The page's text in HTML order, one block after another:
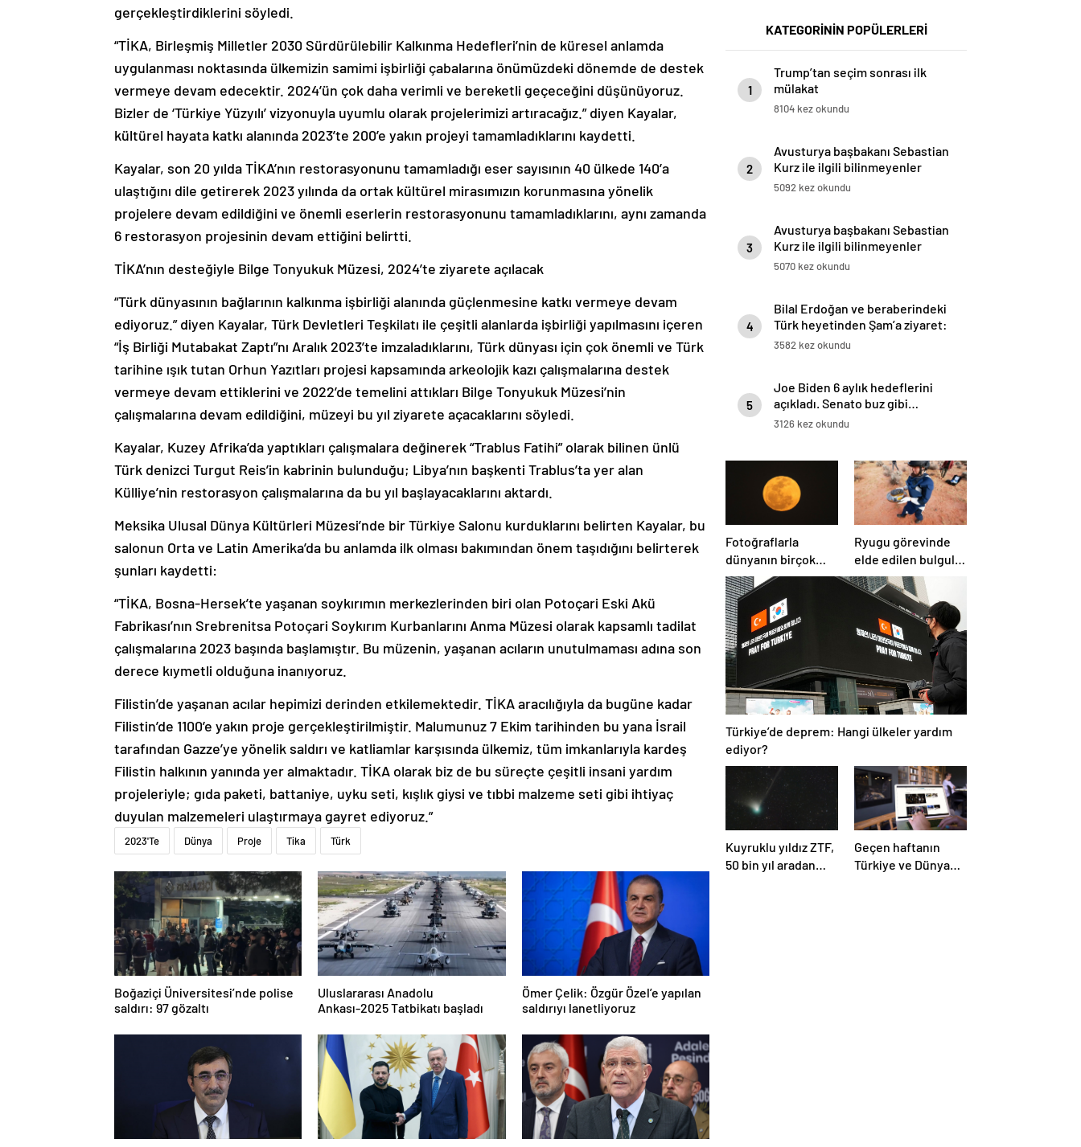
gerçekleştirdiklerini söyledi.
“TİKA, Birleşmiş Milletler 2030 Sürdürülebilir Kalkınma Hedefleri’nin de küresel anlamda
uygulanması noktasında ülkemizin samimi işbirliği çabalarına önümüzdeki dönemde de destek
vermeye devam edecektir. 2024’ün çok daha verimli ve bereketli geçeceğini düşünüyoruz.
Bizler de ‘Türkiye Yüzyılı’ vizyonuyla uyumlu olarak projelerimizi artıracağız.” diyen Kayalar,
kültürel hayata katkı alanında 2023’te 200’e yakın projeyi tamamladıklarını kaydetti.
Kayalar, son 20 yılda TİKA’nın restorasyonunu tamamladığı eser sayısının 40 ülkede 140’a
ulaştığını dile getirerek 2023 yılında da ortak kültürel mirasımızın korunmasına yönelik
projelere devam edildiğini ve önemli eserlerin restorasyonunu tamamladıklarını, aynı zamanda
6 restorasyon projesinin devam ettiğini belirtti.
TİKA’nın desteğiyle Bilge Tonyukuk Müzesi, 2024’te ziyarete açılacak
“Türk dünyasının bağlarının kalkınma işbirliği alanında güçlenmesine katkı vermeye devam
ediyoruz.” diyen Kayalar, Türk Devletleri Teşkilatı ile çeşitli alanlarda işbirliği yapılmasını içeren
“İş Birliği Mutabakat Zaptı”nı Aralık 2023’te imzaladıklarını, Türk dünyası için çok önemli ve Türk
tarihine ışık tutan Orhun Yazıtları projesi kapsamında arkeolojik kazı çalışmalarına destek
vermeye devam ettiklerini ve 2022’de temelini attıkları Bilge Tonyukuk Müzesi’nin
çalışmalarına devam edildiğini, müzeyi bu yıl ziyarete açacaklarını söyledi.
Kayalar, Kuzey Afrika’da yaptıkları çalışmalara değinerek “Trablus Fatihi” olarak bilinen ünlü
Türk denizci Turgut Reis’in kabrinin bulunduğu; Libya’nın başkenti Trablus’ta yer alan
Külliye’nin restorasyon çalışmalarına da bu yıl başlayacaklarını aktardı.
Meksika Ulusal Dünya Kültürleri Müzesi’nde bir Türkiye Salonu kurduklarını belirten Kayalar, bu
salonun Orta ve Latin Amerika’da bu anlamda ilk olması bakımından önem taşıdığını belirterek
şunları kaydetti:
“TİKA, Bosna-Hersek’te yaşanan soykırımın merkezlerinden biri olan Potoçari Eski Akü
Fabrikası’nın Srebrenitsa Potoçari Soykırım Kurbanlarını Anma Müzesi olarak kapsamlı tadilat
çalışmalarına 2023 başında başlamıştır. Bu müzenin, yaşanan acıların unutulmaması adına son
derece kıymetli olduğuna inanıyoruz.
Filistin’de yaşanan acılar hepimizi derinden etkilemektedir. TİKA aracılığıyla da bugüne kadar
Filistin’de 1100’e yakın proje gerçekleştirilmiştir. Malumunuz 7 Ekim tarihinden bu yana İsrail
tarafından Gazze’ye yönelik saldırı ve katliamlar karşısında ülkemiz, tüm imkanlarıyla kardeş
Filistin halkının yanında yer almaktadır. TİKA olarak biz de bu süreçte çeşitli insani yardım
projeleriyle; gıda paketi, battaniye, uyku seti, kışlık giysi ve tıbbi malzeme seti gibi ihtiyaç
duyulan malzemeleri ulaştırmaya gayret ediyoruz.”
2023'Te Dünya Proje Tika Türk
Boğaziçi Üniversitesi’nde polise
saldırı: 97 gözaltı
Uluslararası Anadolu
Ankası-2025 Tatbikatı başladı
Ömer Çelik: Özgür Özel’e yapılan
saldırıyı lanetliyoruz
KATEGORİNİN POPÜLERLERİ
1
Trump’tan seçim sonrası ilk
mülakat
8104 kez okundu
2
Avusturya başbakanı Sebastian
Kurz ile ilgili bilinmeyenler
5092 kez okundu
3
Avusturya başbakanı Sebastian
Kurz ile ilgili bilinmeyenler
5070 kez okundu
4
Bilal Erdoğan ve beraberindeki
Türk heyetinden Şam’a ziyaret:
Emevi Camii’nde namaz kıldılar
3582 kez okundu
5
Joe Biden 6 aylık hedeflerini
açıkladı. Senato buz gibi…
3126 kez okundu
Fotoğraflarla
dünyanın birçok
yerinden ‘Süper Ay’
manzaraları
Ryugu görevinde
elde edilen bulgular
suyun dünyaya
asteroitlerce
getirilmiş
olabileceğini
gösteriyor
Türkiye’de deprem: Hangi ülkeler yardım
ediyor?
Kuyruklu yıldız ZTF,
50 bin yıl aradan
Geçen haftanın
Türkiye ve Dünya